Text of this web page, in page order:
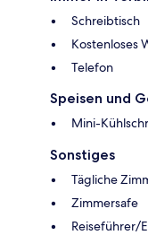
Schreibtisch
Kostenloses
Telefon
Speisen und
Mini-
Sonstiges
Tägliche
Zimmersafe
Reiseführer/